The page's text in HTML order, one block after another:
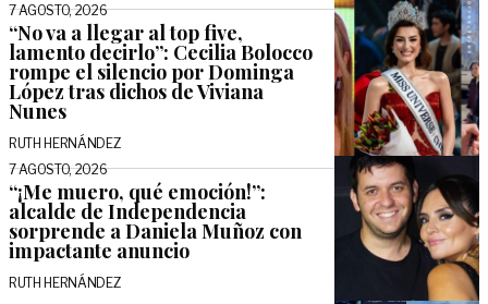
7 AGOSTO, 2026
“No va a llegar al top five,
lamento decirlo”: Cecilia Bolocco
rompe el silencio por Dominga
López tras dichos de Viviana
Nunes
RUTH HERNÁNDEZ
7 AGOSTO, 2026
“¡Me muero, qué emoción!”:
alcalde de Independencia
sorprende a Daniela Muñoz con
impactante anuncio
RUTH HERNÁNDEZ